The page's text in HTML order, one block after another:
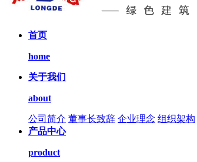
首页
home
关于我们
about
公司简介 董事长致辞 企业理念 组织架构
产品中心
product